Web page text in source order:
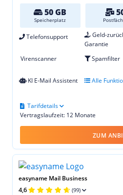
50 GB
Speicherplatz
Telefonsupport
Geld-
Garantie
Virenscanner Spamfilter
KI E-Mail Assistent
Alle
Vertragslaufzeit: 12 Monate
Tarifdetails
ZUM
easyname Mail Business
4,6 (99)